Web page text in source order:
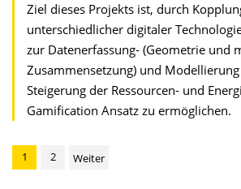
Ziel dieses Projekts ist, durch
unterschiedlicher digitaler
zur Datenerfassung- (Geometrie und
Zusammensetzung) und
Steigerung der Ressourcen- und
Gamification Ansatz zu ermöglichen.
1 2 Weiter